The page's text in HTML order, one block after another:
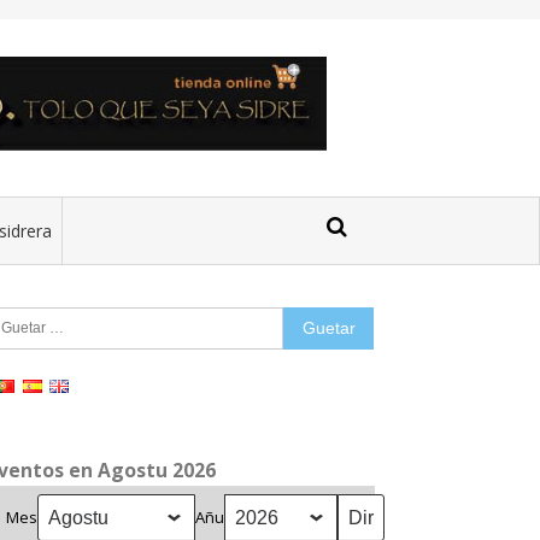
en Agostu 2026
Mes Añu